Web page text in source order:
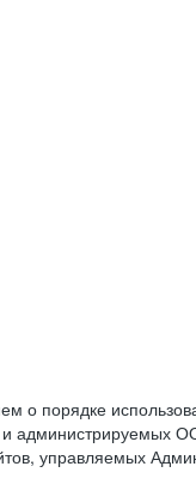
о порядке
и администрируемых
управляемых